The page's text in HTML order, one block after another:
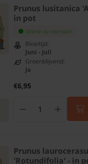
Prunus lusitanica
in pot
Online op voorraad
Bloeitijd:
Juni - Juli
Groenblijvend:
Ja
€6,95
Prunus
'Rotundifolia' - in